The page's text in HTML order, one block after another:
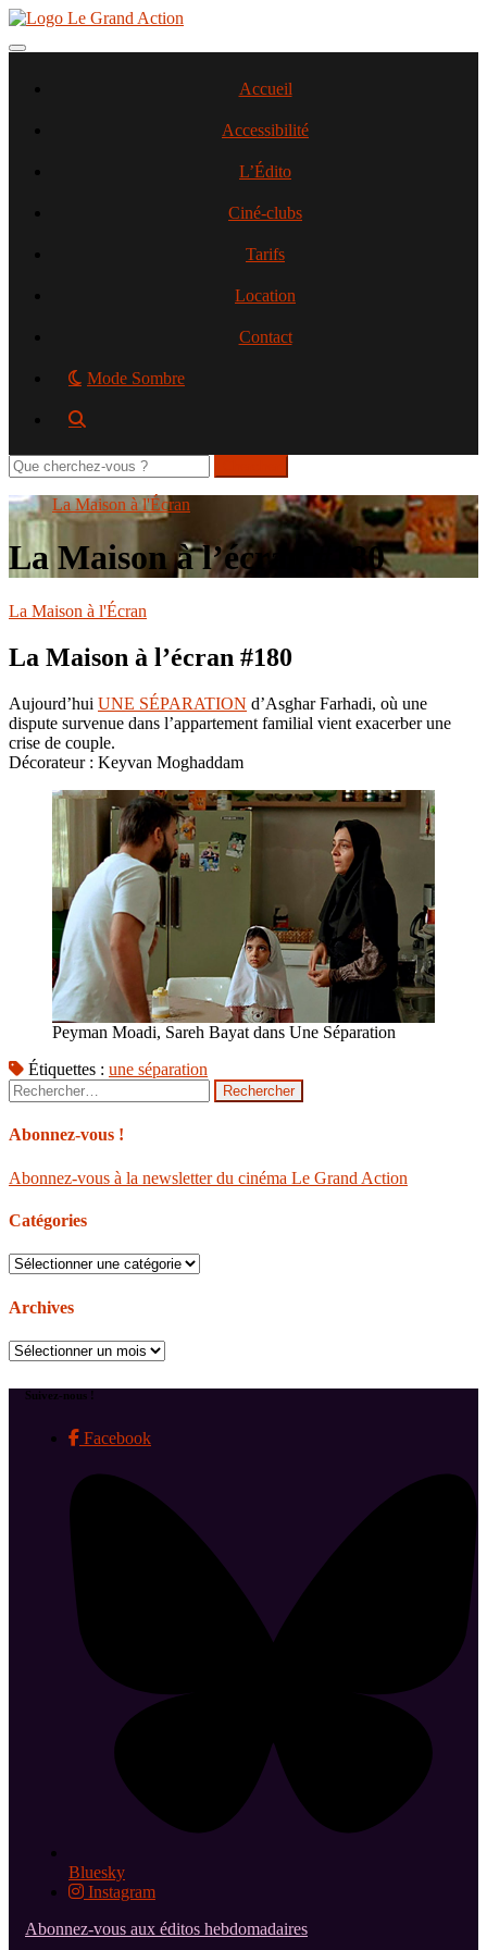
Aller
contenu
Toggle navigation
Accueil
Accessibilité
L’Édito
Ciné-clubs
Tarifs
Location
Contact
Mode Sombre
Rechercher
sur
le
site
La Maison à l'Écran
La Maison à l’écran #180
La Maison à l'Écran
La Maison à l’écran #180
Aujourd’hui UNE SÉPARATION d’Asghar Farhadi, où une
dispute survenue dans l’appartement familial vient exacerber une
crise de couple.
Décorateur : Keyvan Moghaddam
Peyman Moadi, Sareh Bayat dans Une Séparation
Étiquettes : une séparation
Rechercher :
Abonnez-vous !
Abonnez-vous à la newsletter du cinéma Le Grand Action
Catégories
Catégories
Archives
Archives
Suivez-nous !
Facebook
Bluesky
Instagram
Abonnez-vous aux éditos hebdomadaires